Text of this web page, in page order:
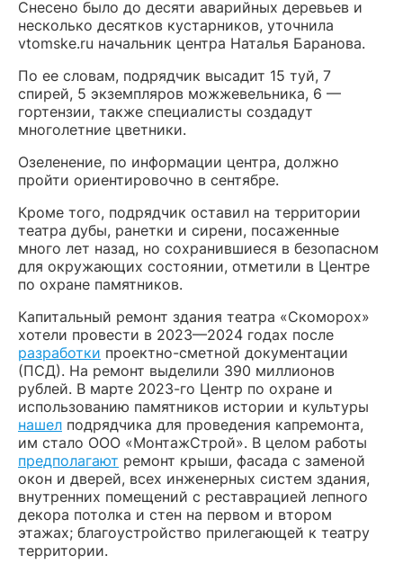
Снесено было до десяти аварийных деревьев и
несколько десятков кустарников, уточнила
vtomske.ru начальник центра Наталья Баранова.
По ее словам, подрядчик высадит 15 туй, 7
спирей, 5 экземпляров можжевельника, 6 —
гортензии, также специалисты создадут
многолетние цветники.
Озеленение, по информации центра, должно
пройти ориентировочно в сентябре.
Кроме того, подрядчик оставил на территории
театра дубы, ранетки и сирени, посаженные
много лет назад, но сохранившиеся в безопасном
для окружающих состоянии, отметили в Центре
по охране памятников.
Капитальный ремонт здания театра «Скоморох»
хотели провести в 2023—2024 годах после
разработки проектно-сметной документации
(ПСД). На ремонт выделили 390 миллионов
рублей. В марте 2023-го Центр по охране и
использованию памятников истории и культуры
нашел подрядчика для проведения капремонта,
им стало ООО «МонтажСтрой». В целом работы
предполагают ремонт крыши, фасада с заменой
окон и дверей, всех инженерных систем здания,
внутренних помещений с реставрацией лепного
декора потолка и стен на первом и втором
этажах; благоустройство прилегающей к театру
территории.